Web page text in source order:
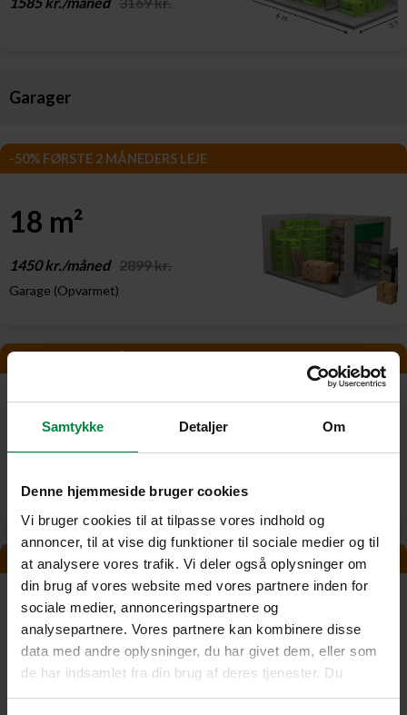
Samtykke Detaljer Om
Denne hjemmeside bruger cookies
Vi bruger cookies til at tilpasse vores indhold og
annoncer, til at vise dig funktioner til sociale medier og til
at analysere vores trafik. Vi deler også oplysninger om
din brug af vores website med vores partnere inden for
sociale medier, annonceringspartnere og
analysepartnere. Vores partnere kan kombinere disse
data med andre oplysninger, du har givet dem, eller som
de har indsamlet fra din brug af deres tjenester. Du
samtykker til vores cookies, hvis du fortsætter med at
Garager
-50% FØRSTE 2 MÅNEDERS LEJE
18 m²
1450 kr./måned 2899 kr.
Garage (Opvarmet)
-50% FØRSTE 2 MÅNEDERS LEJE
20 m²
Garage (Opvarmet)
-50% FØRSTE 2 MÅNEDERS LEJE
21 m²
1625 kr./måned 3249 kr.